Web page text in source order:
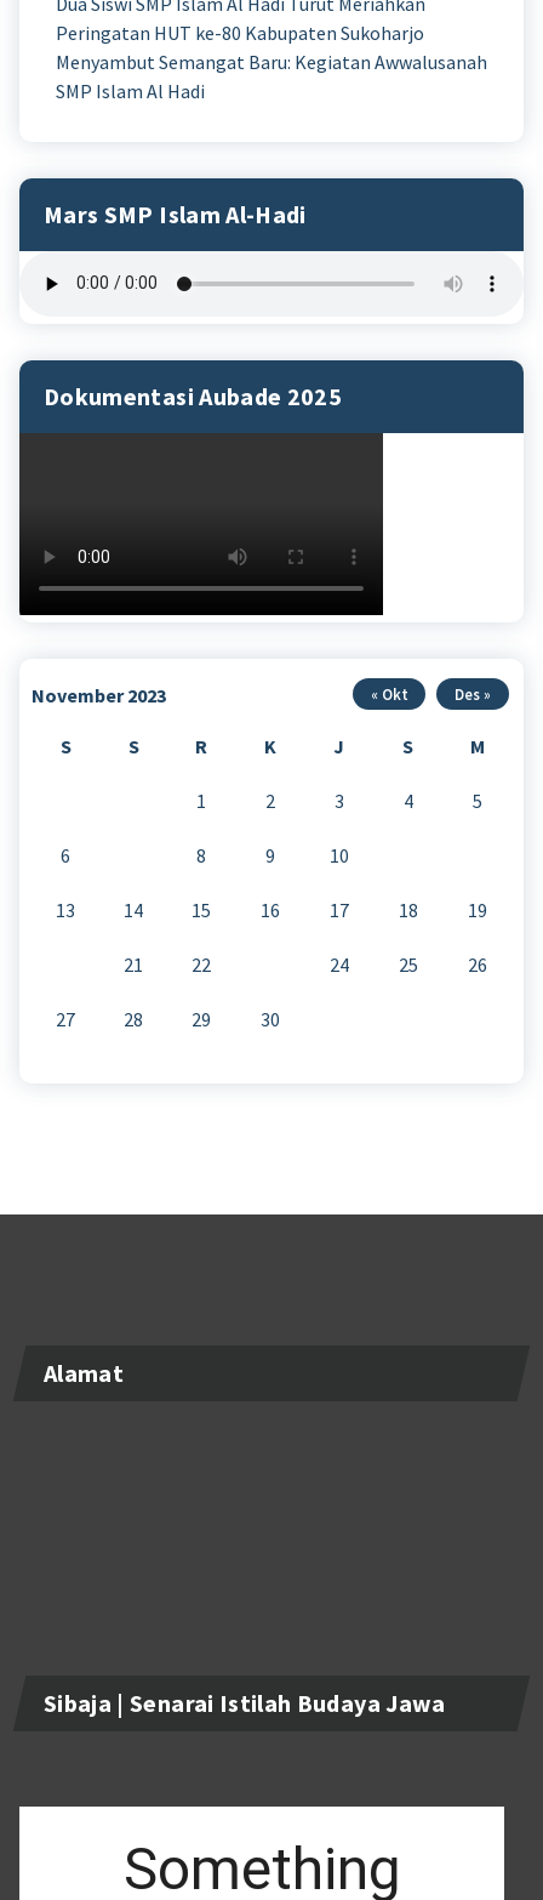
Peringatan HUT ke-80 Kabupaten Sukoharjo
Menyambut Semangat Baru: Kegiatan Awwalusanah
SMP Islam Al Hadi
Mars SMP Islam Al-Hadi
Dokumentasi Aubade 2025
November 2023
S S R K J S M
1 2 3 4 5
6 8 9 10
13 14 15 16 17 18 19
21 22 24 25 26
27 28 29 30
« Okt Des »
Alamat
Sibaja | Senarai Istilah Budaya Jawa